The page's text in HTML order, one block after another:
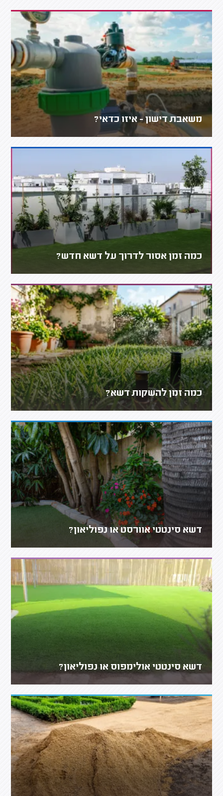
משאבת דישון - איזו כדאי?
כמה זמן אסור לדרוך על דשא חדש?
כמה זמן להשקות דשא?
דשא סינטטי אוורסט או נפוליאון?
דשא סינטטי אולימפוס או נפוליאון?